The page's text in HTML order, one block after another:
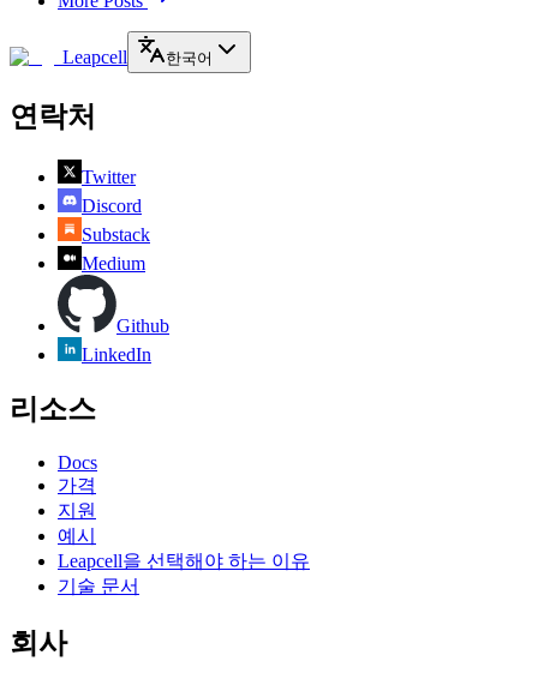
Leapcell 한국어
연락처
Twitter
Discord
Substack
Medium
Github
LinkedIn
리소스
Docs
가격
지원
예시
Leapcell을 선택해야 하는 이유
기술 문서
회사